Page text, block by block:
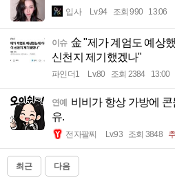
입사 Lv.94 조회 990 13:06
이슈 金 "제가 계엄도 예상
신천지 제기했겠나"
파인더1 Lv.80 조회 2384 13:00
연예 비비가 항상 가방에 콘
유.
전자팔찌 Lv.93 조회 3848
최근 다음